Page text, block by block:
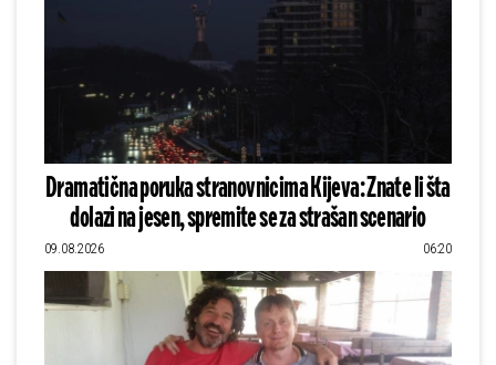
Dramatična poruka stranovnicima Kijeva: Znate li šta
dolazi na jesen, spremite se za strašan scenario
09.08.2026 06:20